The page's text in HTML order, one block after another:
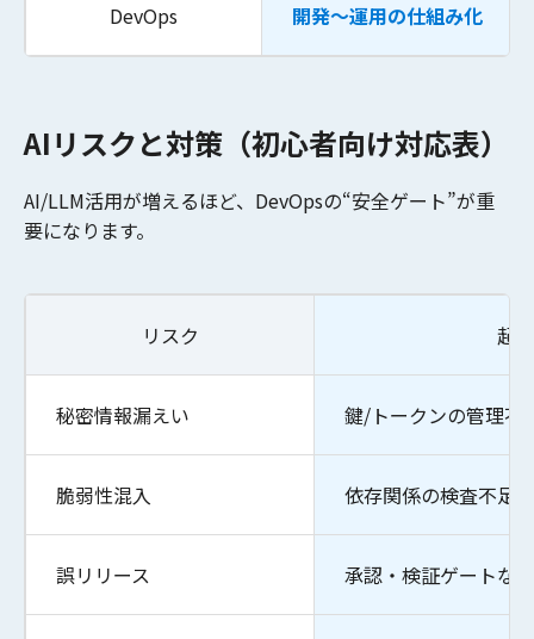
DevOps 開発〜運用の仕組み化
AIリスクと対策（初心者向け対応表）
AI/LLM活用が増えるほど、DevOpsの“安全ゲート”が重
要になります。
リスク 起
秘密情報漏えい 鍵/トークンの管理不
脆弱性混入 依存関係の検査不足
誤リリース 承認・検証ゲートなし